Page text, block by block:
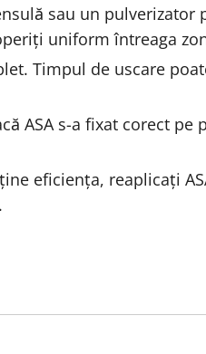
sau un pulverizator
uniform întreaga
Timpul de uscare
ASA s-a fixat corect pe
eficiența, reaplicați